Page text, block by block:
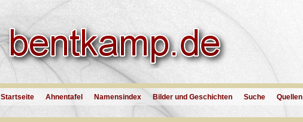
Startseite Ahnentafel Namensindex Bilder und Geschichten Suche Quellen